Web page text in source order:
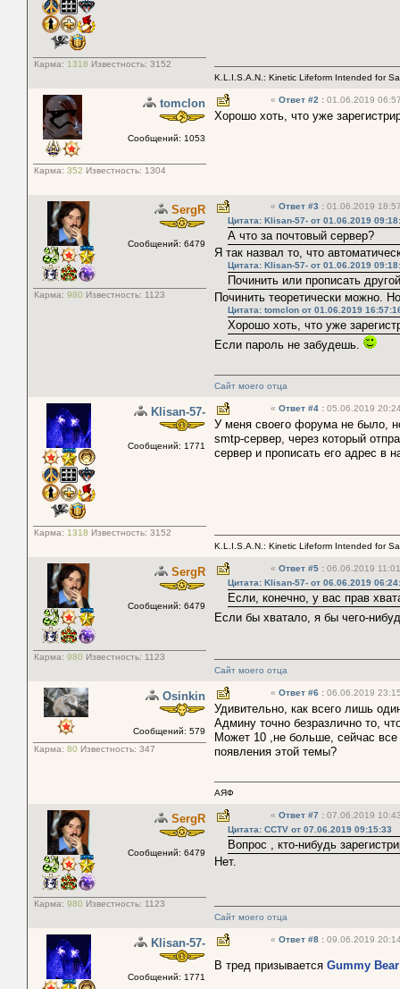
Карма: 1318 Известность: 3152
K.L.I.S.A.N.: Kinetic Lifeform Intended for
tomclon
Сообщений: 1053
Карма: 352 Известность: 1304
« Ответ #2 : 01.06.2019
Хорошо хоть, что уже
SergR
Сообщений: 6479
Карма: 980 Известность: 1123
« Ответ #3 : 01.06.2019
Цитата: Klisan-57- от 01.06.2019
А что за почтовый сервер?
Я так назвал то, что
Цитата: Klisan-57- от 01.06.2019
Починить или прописать
Починить теоретически можно.
Цитата: tomclon от 01.06.2019
Хорошо хоть, что уже
Если пароль не забудешь.
Сайт моего отца
Klisan-57-
Сообщений: 1771
Карма: 1318 Известность: 3152
« Ответ #4 : 05.06.2019
У меня своего форума не было,
smtp-сервер, через который
сервер и прописать его адрес в
K.L.I.S.A.N.: Kinetic Lifeform Intended for
SergR
Сообщений: 6479
Карма: 980 Известность: 1123
« Ответ #5 : 06.06.2019
Цитата: Klisan-57- от 06.06.2019
Если, конечно, у вас прав
Если бы хватало, я бы чего-
Сайт моего отца
Osinkin
Сообщений: 579
Карма: 80 Известность: 347
« Ответ #6 : 06.06.2019
Удивительно, как всего лишь
Админу точно безразлично то,
Может 10 ,не больше, сейчас
появления этой темы?
АЯФ
SergR
Сообщений: 6479
Карма: 980 Известность: 1123
« Ответ #7 : 07.06.2019
Цитата: CCTV от 07.06.2019 09:15:33
Вопрос , кто-нибудь
Нет.
Сайт моего отца
Klisan-57-
Сообщений: 1771
« Ответ #8 : 09.06.2019
В тред призывается Gummy Bear